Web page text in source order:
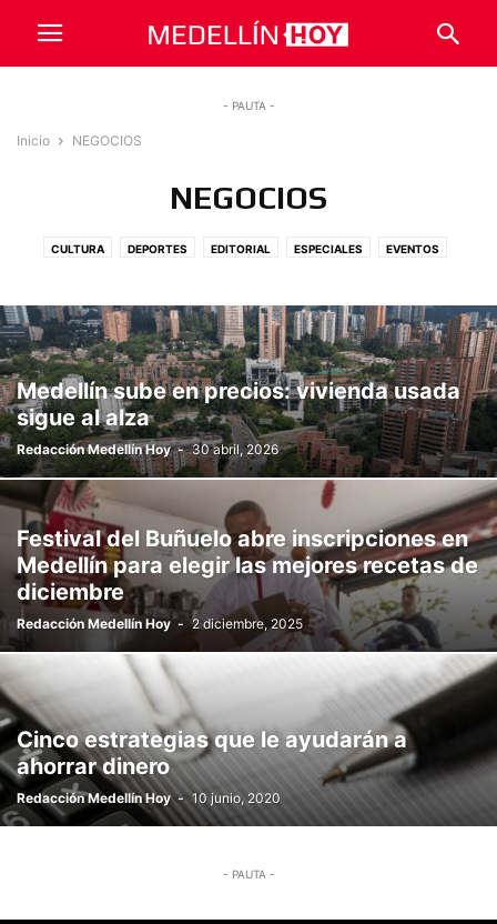
- PAUTA -
Inicio NEGOCIOS
NEGOCIOS
CULTURA DEPORTES EDITORIAL ESPECIALES EVENTOS
TENDENCIAS
Medellín sube en precios: vivienda usada
sigue al alza
Redacción Medellín Hoy - 30 abril, 2026
Festival del Buñuelo abre inscripciones en
Medellín para elegir las mejores recetas de
diciembre
Redacción Medellín Hoy - 2 diciembre, 2025
Cinco estrategias que le ayudarán a
ahorrar dinero
Redacción Medellín Hoy - 10 junio, 2020
- PAUTA -